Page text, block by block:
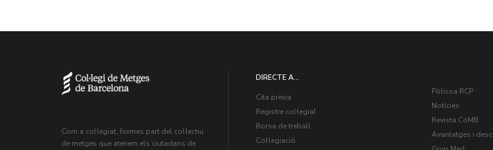
Com a col·legiat, formes part del col·lectiu
de metges que atenem els ciutadans de
DIRECTE A...
Cita prèvia
Registre col·legial
Borsa de treball
Col·legiació
Pòlissa RCP
Notícies
Revista CoMB
Avantatges i